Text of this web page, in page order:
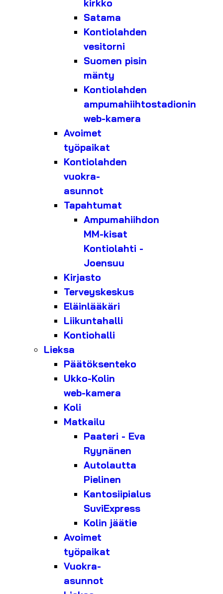
kirkko
Satama
Kontiolahden
vesitorni
Suomen pisin
mänty
Kontiolahden
ampumahiihtostadionin
web-kamera
Avoimet
työpaikat
Kontiolahden
vuokra-
asunnot
Tapahtumat
Ampumahiihdon
MM-kisat
Kontiolahti -
Joensuu
Kirjasto
Terveyskeskus
Eläinlääkäri
Liikuntahalli
Kontiohalli
Lieksa
Päätöksenteko
Ukko-Kolin
web-kamera
Koli
Matkailu
Paateri - Eva
Ryynänen
Autolautta
Pielinen
Kantosiipialus
SuviExpress
Kolin jäätie
Avoimet
työpaikat
Vuokra-
asunnot